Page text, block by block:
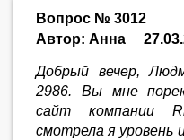
Вопрос № 3012
Автор: Анна
Добрый вечер,
2986. Вы мне
сайт компании
смотрела я уровень